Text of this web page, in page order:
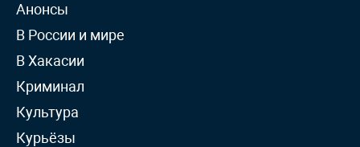
Анонсы
В России и мире
В Хакасии
Криминал
Культура
Курьёзы